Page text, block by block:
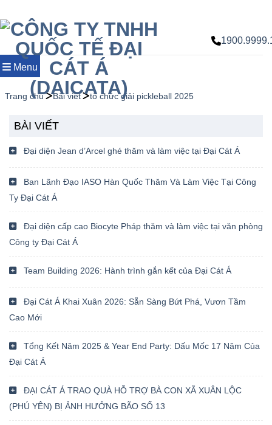
đến
nội
dung
Menu
Trang chủ Bài viết tổ chức giải pickleball 2025
BÀI VIẾT
Đại diện Jean d’Arcel ghé thăm và làm việc tại Đại Cát Á
Ban Lãnh Đạo IASO Hàn Quốc Thăm Và Làm Việc Tại Công
Ty Đại Cát Á
Đại diện cấp cao Biocyte Pháp thăm và làm việc tại văn phòng
Công ty Đại Cát Á
Team Building 2026: Hành trình gắn kết của Đại Cát Á
Đại Cát Á Khai Xuân 2026: Sẵn Sàng Bứt Phá, Vươn Tầm
Cao Mới
Tổng Kết Năm 2025 & Year End Party: Dấu Mốc 17 Năm Của
Đại Cát Á
ĐẠI CÁT Á TRAO QUÀ HỖ TRỢ BÀ CON XÃ XUÂN LỘC
(PHÚ YÊN) BỊ ẢNH HƯỞNG BÃO SỐ 13